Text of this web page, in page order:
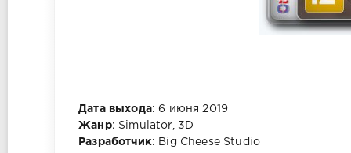
Дата выхода: 6 июня 2019
Жанр: Simulator, 3D
Разработчик: Big Cheese Studio